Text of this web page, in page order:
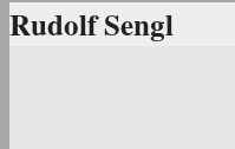
Rudolf Sengl